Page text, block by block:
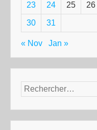
23 24 25 26
30 31
« Nov Jan »
Rechercher :